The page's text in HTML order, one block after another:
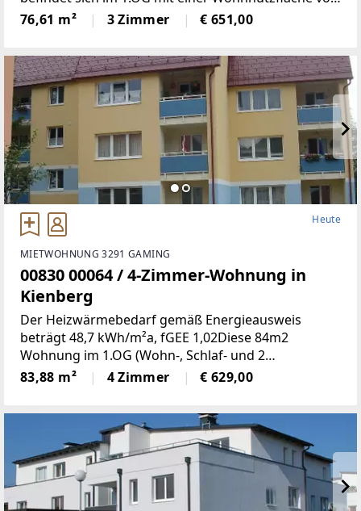
rd. 77m²; Küche, Wohn-, Schlaf- und Kinderzimmer,
Bad, WC, Abstell- und Vorraum
76,61 m² 3 Zimmer € 651,00
Heute
MIETWOHNUNG 3291 GAMING
00830 00064 / 4-Zimmer-Wohnung in
Kienberg
Der Heizwärmebedarf gemäß Energieausweis
beträgt 48,7 kWh/m²a, fGEE 1,02Diese 84m2
Wohnung im 1.OG (Wohn-, Schlaf- und 2
Kinderzimmer, Küche, Bad, WC, Abstell- und
Vorraum, Loogia) befindet sich in einer ruhigen
83,88 m² 4 Zimmer € 629,00